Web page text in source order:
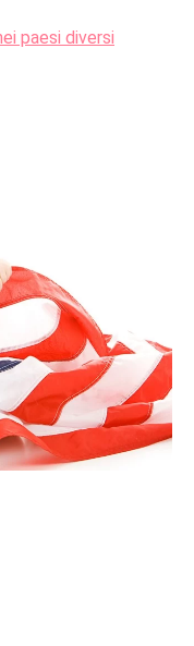
paesi diversi